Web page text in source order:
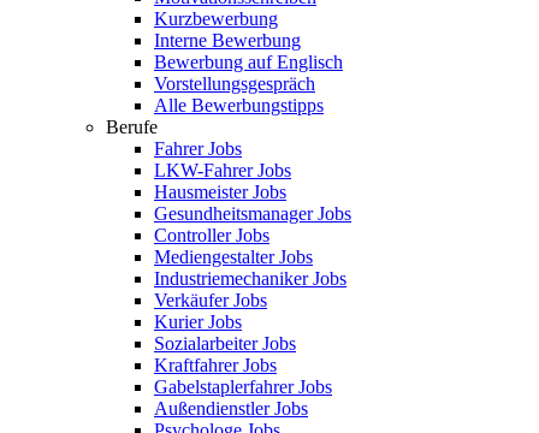
Kurzbewerbung
Interne Bewerbung
Bewerbung auf Englisch
Vorstellungsgespräch
Alle Bewerbungstipps
Berufe
Fahrer Jobs
LKW-Fahrer Jobs
Hausmeister Jobs
Gesundheitsmanager Jobs
Controller Jobs
Mediengestalter Jobs
Industriemechaniker Jobs
Verkäufer Jobs
Kurier Jobs
Sozialarbeiter Jobs
Kraftfahrer Jobs
Gabelstaplerfahrer Jobs
Außendienstler Jobs